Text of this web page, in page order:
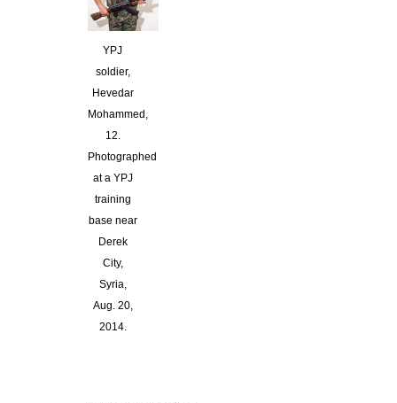
YPJ
soldier,
Hevedar
Mohammed,
12.
Photographed
at a YPJ
training
base near
Derek
City,
Syria,
Aug. 20,
2014.